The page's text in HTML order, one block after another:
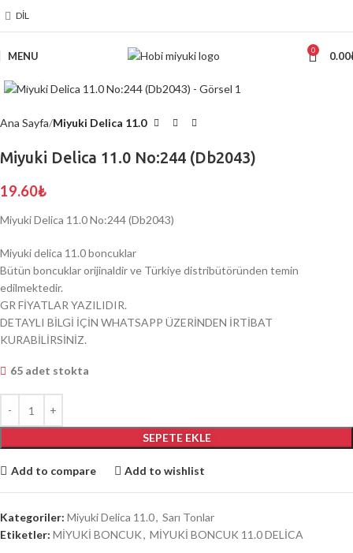
DIL
MENU 0 0.00
Ana Sayfa Miyuki Delica 11.0
Miyuki Delica 11.0 No:244 (Db2043)
19.60₺
Miyuki Delica 11.0 No:244 (Db2043)
Miyuki delica 11.0 boncuklar
Bütün boncuklar orijinaldir ve Türkiye distribütöründen temin
edilmektedir.
GR FİYATLAR YAZILIDIR.
DETAYLI BİLGİ İÇİN WHATSAPP ÜZERİNDEN İRTİBAT
KURABİLİRSİNİZ.
65 adet stokta
SEPETE EKLE
Add to compare Add to wishlist
Kategoriler: Miyuki Delica 11.0, Sarı Tonlar
Etiketler: MİYUKİ BONCUK, MİYUKİ BONCUK 11.0 DELİCA